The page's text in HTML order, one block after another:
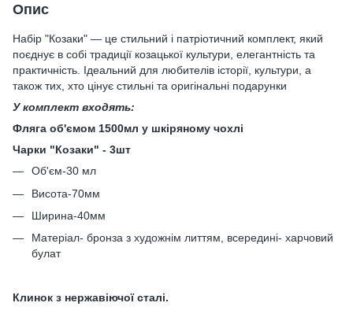
Опис
Набір "Козаки" — це стильний і патріотичний комплект, який
поєднує в собі традиції козацької культури, елегантність та
практичність. Ідеальний для любителів історії, культури, а
також тих, хто цінує стильні та оригінальні подарунки
У комплект входять:
Фляга об'ємом 1500мл у шкіряному чохлі
Чарки "Козаки" - 3шт
Об'єм-30 мл
Висота-70мм
Ширина-40мм
Матеріал- бронза з художнім литтям, всередині- харчовий
булат
Клинок з нержавіючої сталі.